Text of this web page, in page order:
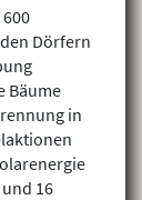
Dörfern
Bäume
in
16